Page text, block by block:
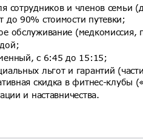
сотрудников и членов семьи
до 90% стоимости путевки;
обслуживание
с 6:45 до 15:15;
льгот и гарантий
скидка в фитнес-клубы
и наставничества.